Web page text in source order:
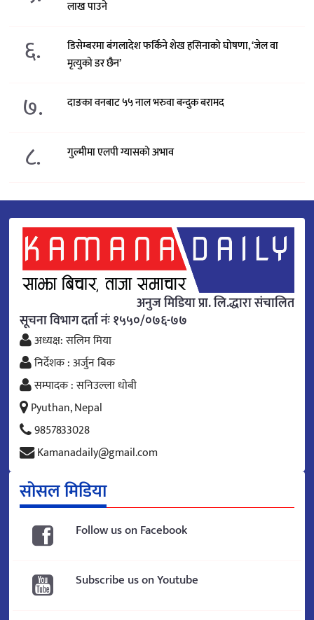
लाख पाउने
६.
डिसेम्बरमा बंगलादेश फर्किने शेख हसिनाको घोषणा, ‘जेल वा
मृत्युको डर छैन’
७. दाङका वनबाट ५५ नाल भरुवा बन्दुक बरामद
८. गुल्मीमा एलपी ग्यासको अभाव
अनुज मिडिया प्रा. लि.द्धारा संचालित
सूचना विभाग दर्ता नंः १५५०/०७६-७७
अध्यक्ष: सलिम मिया
निर्देशक : अर्जुन बिक
सम्पादक : सनिउल्ला धोबी
Pyuthan, Nepal
9857833028
Kamanadaily@gmail.com
सोसल मिडिया
Follow us on Facebook
Subscribe us on Youtube